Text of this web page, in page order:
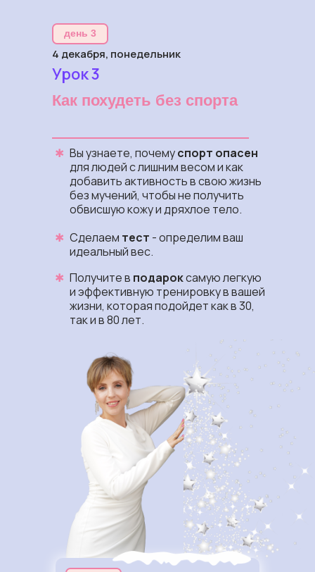
день 3
4 декабря, понедельник
Урок 3
Как похудеть без спорта
Сделаем тест - определим ваш
идеальный вес.
Получите в подароксамую легкую
и эффективную тренировку в вашей
жизни, которая подойдет как в 30,
так и в 80 лет.
Вы узнаете, почемуспорт опасен
для людей с лишним весом и как
добавить активность в свою жизнь
без мучений, чтобы не получить
обвисшую кожу и дряхлое тело.
✱
✱
✱